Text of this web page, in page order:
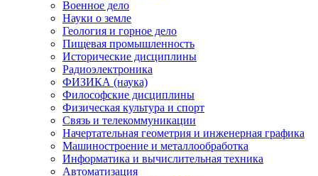
Военное дело
Науки о земле
Геология и горное дело
Пищевая промышленность
Исторические дисциплины
Радиоэлектроника
ФИЗИКА (наука)
Философские дисциплины
Физическая культура и спорт
Связь и телекоммуникации
Начертательная геометрия и инженерная графика
Машиностроение и металлообработка
Информатика и вычислительная техника
Автоматизация